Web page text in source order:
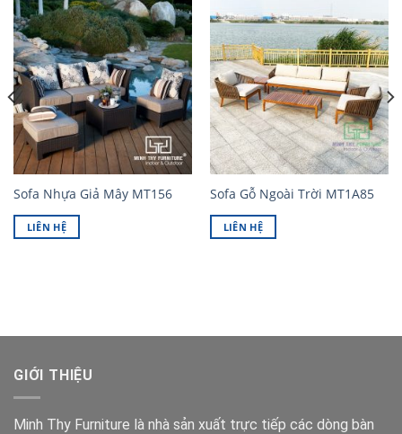
Sofa Nhựa Giả Mây MT156
LIÊN HỆ
Sofa Gỗ Ngoài Trời MT1A85
LIÊN HỆ
GIỚI THIỆU
Minh Thy Furniture là nhà sản xuất trực tiếp các dòng bàn